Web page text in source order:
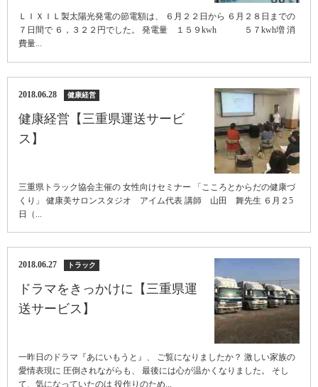
ＬＩＸＩＬ製太陽光発電の節電額は、 ６月２２日から ６月２８日までの
７日間で ６，３２２円でした。 発電量 １５９kwh ５７kwh増 消
費量...
2018.06.28 健康経営
健康経営【三重県運送サービ
ス】
三重県トラック協会主催の 女性向けセミナー 「こころとからだの健康づ
くり」 健康美サロンスタジオ アイム代表 講師 山田 舞先生 ６月２5
日（...
2018.06.27 トラック
ドラマをきっかけに【三重県運
送サービス】
一昨日のドラマ『あにいもうと』、 ご覧になりましたか？ 激しい家族の
愛情表現に 圧倒されながらも、 最後には心が温かくなりました。 そし
て、気になっていたのは 役作りのため...